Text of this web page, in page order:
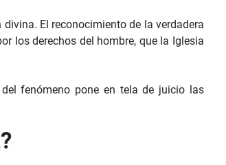
El reconocimiento de la verdadera
los derechos del hombre, que la Iglesia
fenómeno pone en tela de juicio las